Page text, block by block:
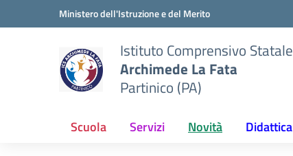
Vai ai contenuti
Vai al menu di navigazioneMinistero dell'Istruzione e del Merito
Istituto Comprensivo Statale
Archimede La Fata
Partinico (PA)
Scuola Servizi Novità Didattica